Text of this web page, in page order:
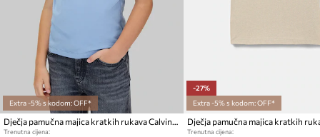
Extra -5% s kodom: OFF*
Dječja pamučna majica kratkih rukava Calvin Klein Jeans
Trenutna cijena:
-27%
Extra -5% s kodom: OFF*
Trenutna cijena: